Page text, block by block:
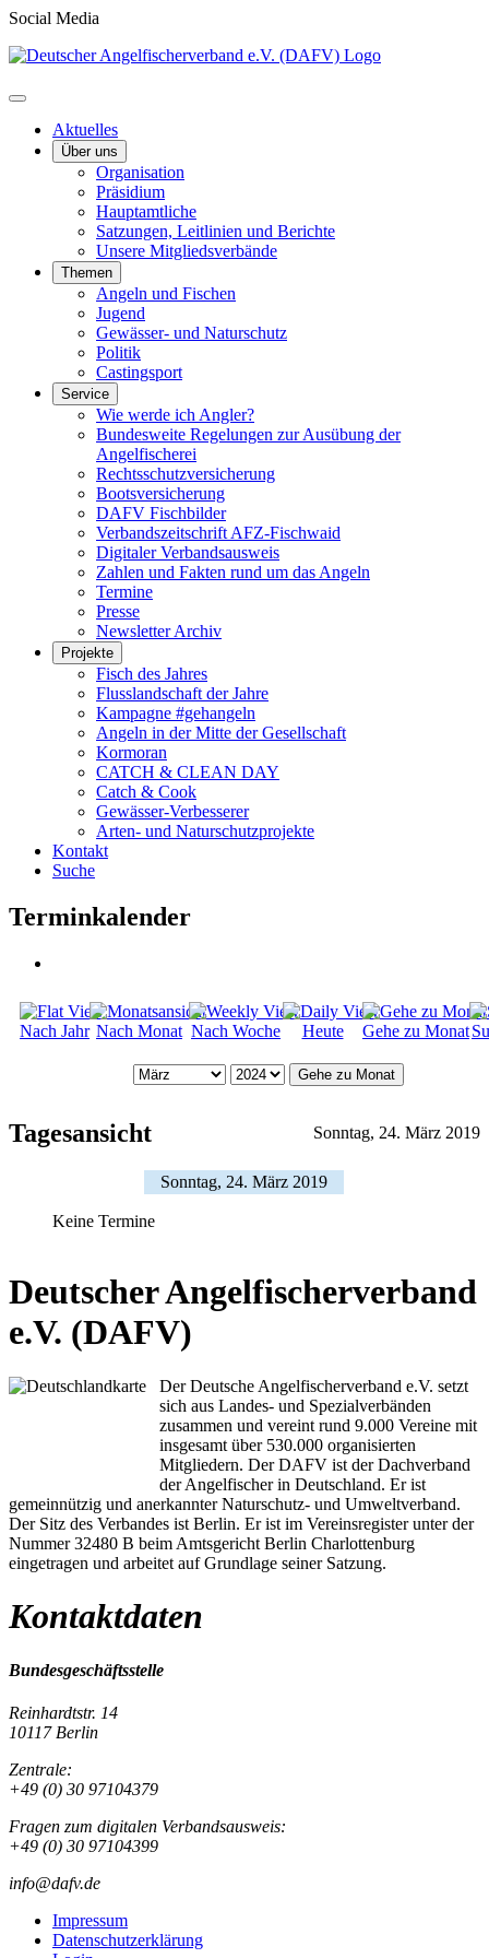
Social Media
Aktuelles
Über uns
Organisation
Präsidium
Hauptamtliche
Satzungen, Leitlinien und Berichte
Unsere Mitgliedsverbände
Themen
Angeln und Fischen
Jugend
Gewässer- und Naturschutz
Politik
Castingsport
Service
Wie werde ich Angler?
Bundesweite Regelungen zur Ausübung der
Angelfischerei
Rechtsschutzversicherung
Bootsversicherung
DAFV Fischbilder
Verbandszeitschrift AFZ-Fischwaid
Digitaler Verbandsausweis
Zahlen und Fakten rund um das Angeln
Termine
Presse
Newsletter Archiv
Projekte
Fisch des Jahres
Flusslandschaft der Jahre
Kampagne #gehangeln
Angeln in der Mitte der Gesellschaft
Kormoran
CATCH & CLEAN DAY
Catch & Cook
Gewässer-Verbesserer
Arten- und Naturschutzprojekte
Kontakt
Suche
Terminkalender
Nach Jahr Nach Monat Nach Woche Heute Gehe zu Monat
Gehe zu Monat
Tagesansicht Sonntag, 24. März 2019
Sonntag, 24. März 2019
Keine Termine
Deutscher Angelfischerverband
e.V. (DAFV)
Der Deutsche Angelfischerverband e.V. setzt
sich aus Landes- und Spezialverbänden
zusammen und vereint rund 9.000 Vereine mit
insgesamt über 530.000 organisierten
Mitgliedern. Der DAFV ist der Dachverband
der Angelfischer in Deutschland. Er ist
gemeinnützig und anerkannter Naturschutz- und Umweltverband.
Der Sitz des Verbandes ist Berlin. Er ist im Vereinsregister unter der
Nummer 32480 B beim Amtsgericht Berlin Charlottenburg
eingetragen und arbeitet auf Grundlage seiner Satzung.
Kontaktdaten
Bundesgeschäftsstelle
Reinhardtstr. 14
10117 Berlin
Zentrale:
+49 (0) 30 97104379
Fragen zum digitalen Verbandsausweis:
+49 (0) 30 97104399
info@dafv.de
Impressum
Datenschutzerklärung